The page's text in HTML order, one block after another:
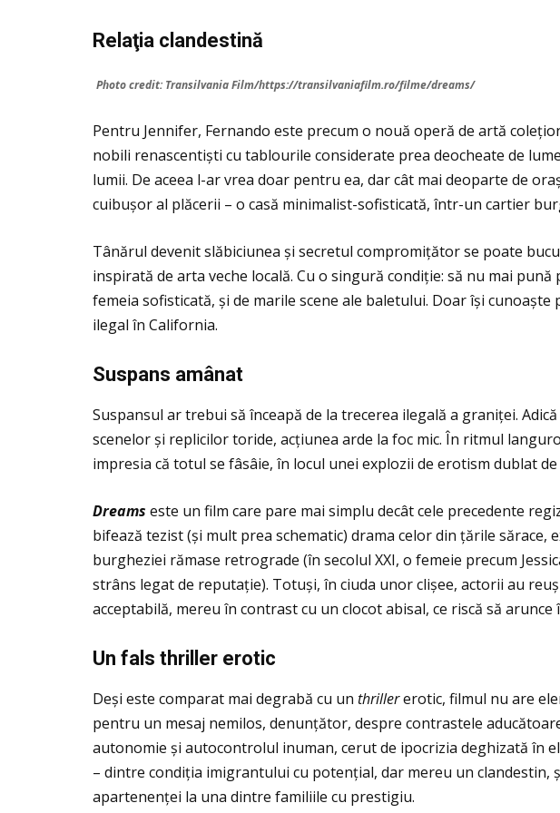
Relaţia clandestină
Photo credit: Transilvania Film/https://transilvaniafilm.ro/filme/dreams/
Pentru Jennifer, Fernando este precum o nouă operă de artă
nobili renascentiști cu tablourile considerate prea deocheate de
lumii. De aceea l-ar vrea doar pentru ea, dar cât mai deoparte de
cuibușor al plăcerii – o casă minimalist-sofisticată, într-un cartier
Tânărul devenit slăbiciunea și secretul compromițător se poate
inspirată de arta veche locală. Cu o singură condiție: să nu mai
femeia sofisticată, și de marile scene ale baletului. Doar își
ilegal în California.
Suspans amânat
Suspansul ar trebui să înceapă de la trecerea ilegală a graniței.
scenelor și replicilor toride, acțiunea arde la foc mic. În ritmul
impresia că totul se fâsâie, în locul unei explozii de erotism dublat
Dreams este un film care pare mai simplu decât cele precedente
bifează tezist (și mult prea schematic) drama celor din țările
burgheziei rămase retrograde (în secolul XXI, o femeie precum
strâns legat de reputație). Totuși, în ciuda unor clișee, actorii au
acceptabilă, mereu în contrast cu un clocot abisal, ce riscă să
Un fals thriller erotic
Deși este comparat mai degrabă cu un thrillererotic, filmul nu are
pentru un mesaj nemilos, denunţător, despre contrastele
autonomie și autocontrolul inuman, cerut de ipocrizia deghizată în
– dintre condiţia imigrantului cu potenţial, dar mereu un clandestin,
apartenenţei la una dintre familiile cu prestigiu.